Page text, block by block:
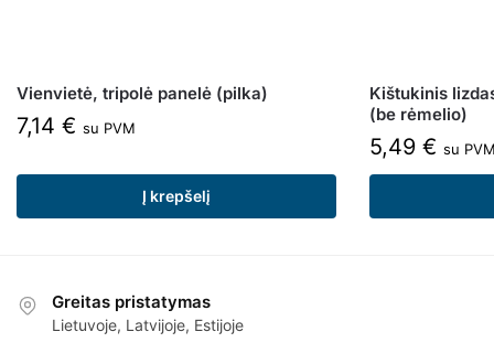
Vienvietė, tripolė panelė (pilka)
7,14 € su PVM
Į krepšelį
Kištukinis
(be rėmelio)
5,49 € su
Greitas pristatymas
Lietuvoje, Latvijoje, Estijoje